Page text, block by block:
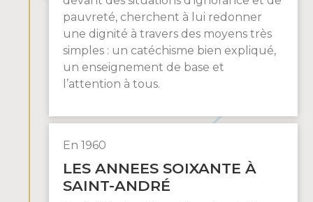
pauvreté, cherchent à lui redonner
une dignité à travers des moyens très
simples : un catéchisme bien expliqué,
un enseignement de base et
l’attention à tous.
En 1960
LES ANNEES SOIXANTE À
SAINT-ANDRÉ